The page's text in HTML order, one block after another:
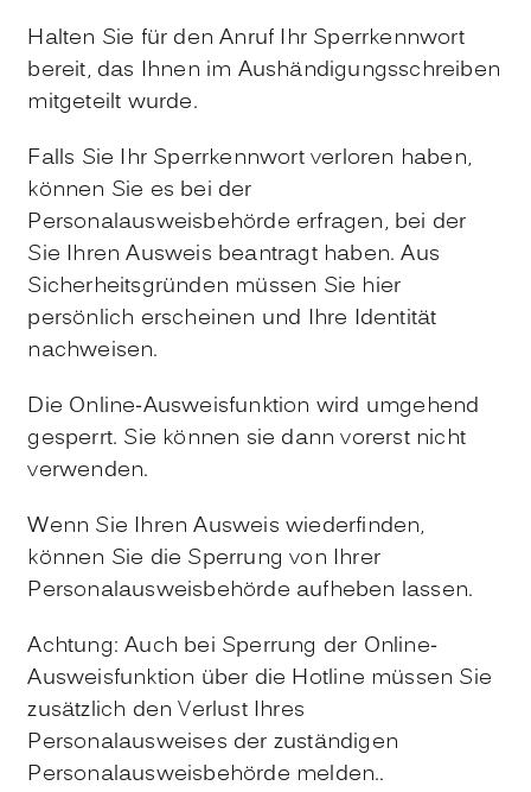
Halten Sie für den Anruf Ihr Sperrkennwort
bereit, das Ihnen im Aushändigungsschreiben
mitgeteilt wurde.
Falls Sie Ihr Sperrkennwort verloren haben,
können Sie es bei der
Personalausweisbehörde erfragen, bei der
Sie Ihren Ausweis beantragt haben. Aus
Sicherheitsgründen müssen Sie hier
persönlich erscheinen und Ihre Identität
nachweisen.
Die Online-Ausweisfunktion wird umgehend
gesperrt. Sie können sie dann vorerst nicht
verwenden.
Wenn Sie Ihren Ausweis wiederfinden,
können Sie die Sperrung von Ihrer
Personalausweisbehörde aufheben lassen.
Achtung: Auch bei Sperrung der Online-
Ausweisfunktion über die Hotline müssen Sie
zusätzlich den Verlust Ihres
Personalausweises der zuständigen
Personalausweisbehörde melden..